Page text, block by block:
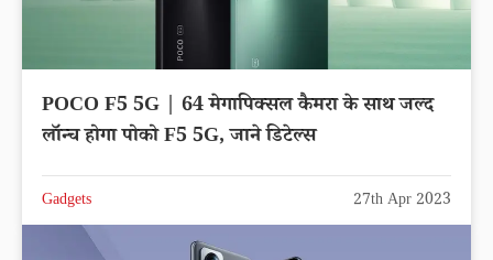
POCO F5 5G | 64 मेगापिक्सल कैमरा के साथ जल्द
लॉन्च होगा पोको F5 5G, जाने डिटेल्स
Gadgets 27th Apr 2023